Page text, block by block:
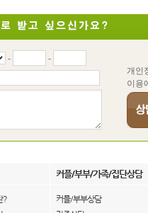
-
-
개인
이용
커플/부부/가족/집단상담
?
커플/부부상담